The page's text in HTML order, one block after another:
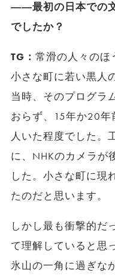
――最初の日本での
でしたか？
TG： 常滑の人々のほ
小さな町に若い黒人
当時、そのプログラ
おらず、15年か20年
人いた程度でした。
に、NHKのカメラが
した。小さな町に現
たのだと思います。
しかし最も衝撃的だ
て理解していると思
氷山の一角に過ぎな